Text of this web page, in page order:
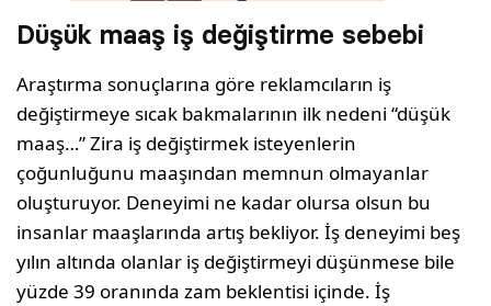
Düşük maaş iş değiştirme sebebi
Araştırma sonuçlarına göre reklamcıların iş
değiştirmeye sıcak bakmalarının ilk nedeni “düşük
maaş…” Zira iş değiştirmek isteyenlerin
çoğunluğunu maaşından memnun olmayanlar
oluşturuyor. Deneyimi ne kadar olursa olsun bu
insanlar maaşlarında artış bekliyor. İş deneyimi beş
yılın altında olanlar iş değiştirmeyi düşünmese bile
yüzde 39 oranında zam beklentisi içinde. İş